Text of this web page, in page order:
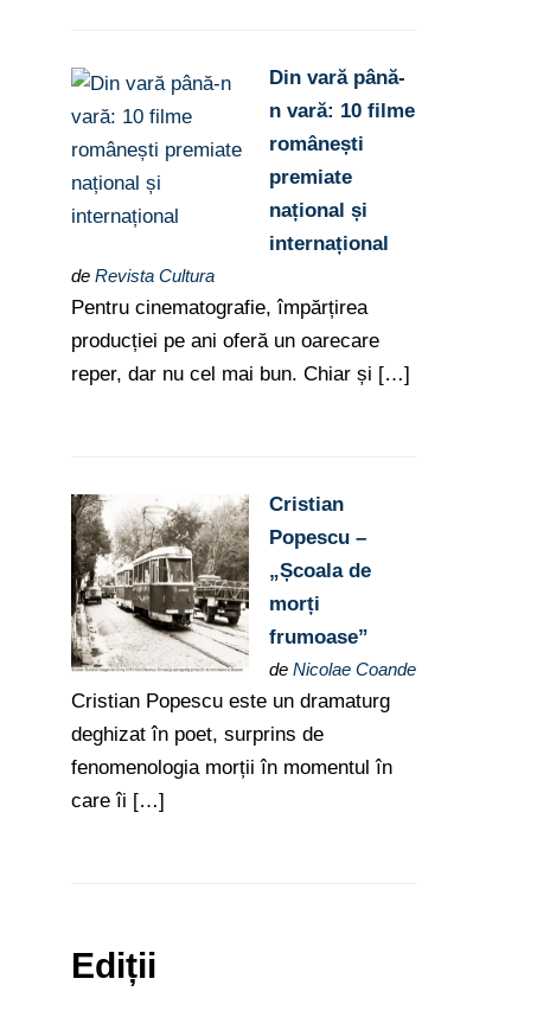
Din vară până-
n vară: 10 filme
românești
premiate
național și
internațional
de Revista Cultura
Pentru cinematografie, împărțirea
producției pe ani oferă un oarecare
reper, dar nu cel mai bun. Chiar și […]
Cristian
Popescu –
„Școala de
morți
frumoase”
de Nicolae Coande
Cristian Popescu este un dramaturg
deghizat în poet, surprins de
fenomenologia morții în momentul în
care îi […]
Ediții